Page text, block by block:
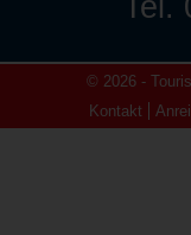
© 2026 -
Kontakt